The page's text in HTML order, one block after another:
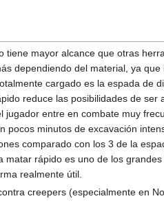
mayor alcance que otras
dependiendo del material, ya
cargado es la espada de
reduce las posibilidades de
entre en combate muy
minutos de excavación
comparado con los 3 de la
rápido es uno de los
realmente útil.
creepers (especialmente en